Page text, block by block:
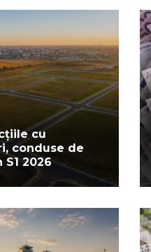
cu
conduse de
2026